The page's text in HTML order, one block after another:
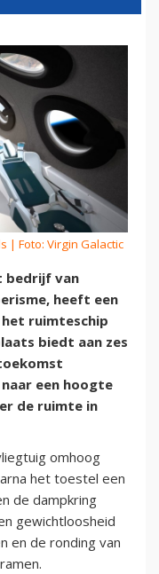
| Foto: Virgin Galactic
bedrijf van
heeft een
het ruimteschip
biedt aan zes
een hoogte
de ruimte in
omhoog
het toestel een
de dampkring
gewichtloosheid
en de ronding van